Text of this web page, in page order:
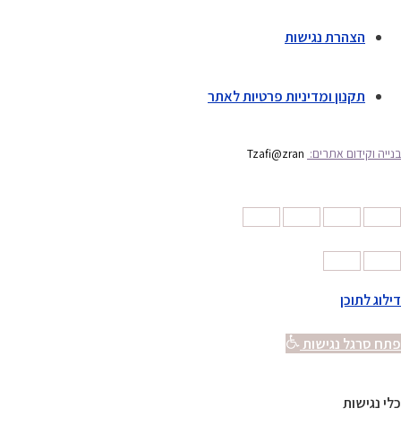
הצהרת נגישות
תקנון ומדיניות פרטיות לאתר
בנייה וקידום אתרים: Tzafi@zran
דילוג לתוכן
פתח סרגל נגישות
כלי נגישות